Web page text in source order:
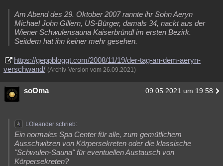
Am Abend des 29. Oktober 2007 rannte ihr Sohn Aeryn
Michael John Gillern, US-Bürger, damals 34, nackt aus der
Wiener Schwulensauna Kaiserbründl im ersten Bezirk.
Seitdem hat ihn keiner mehr gesehen.
https://geppbloggt.com/2008/11/19/der-tag-an-dem-aeryn-
verschwand/ (Archiv-Version vom 26.09.2021)
soOma 09.05.2021 um 19:58
LOleander schrieb:
Ein normales Spa Center für alle, zum gemütlichem
Ausschwitzen von Körpersekreten oder die klassische
"Schwulen-Sauna" für eventuellen Austausch von
Körpersekreten?